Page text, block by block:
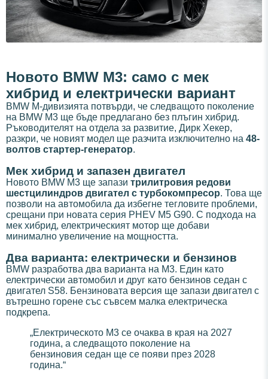
Новото BMW M3: само с мек
хибрид и електрически вариант
BMW M-дивизията потвърди, че следващото поколение
на BMW M3 ще бъде предлагано без плъгин хибрид.
Ръководителят на отдела за развитие, Дирк Хекер,
разкри, че новият модел ще разчита изключително на 48-
волтов стартер-генератор.
Мек хибрид и запазен двигател
Новото BMW M3 ще запази трилитровия редови
шестцилиндров двигател с турбокомпресор. Това ще
позволи на автомобила да избегне тегловите проблеми,
срещани при новата серия PHEV M5 G90. С подхода на
мек хибрид, електрическият мотор ще добави
минимално увеличение на мощността.
Два варианта: електрически и бензинов
BMW разработва два варианта на M3. Един като
електрически автомобил и друг като бензинов седан с
двигател S58. Бензиновата версия ще запази двигател с
вътрешно горене със съвсем малка електрическа
подкрепа.
„Електрическото M3 се очаква в края на 2027
година, а следващото поколение на
бензиновия седан ще се появи през 2028
година.“